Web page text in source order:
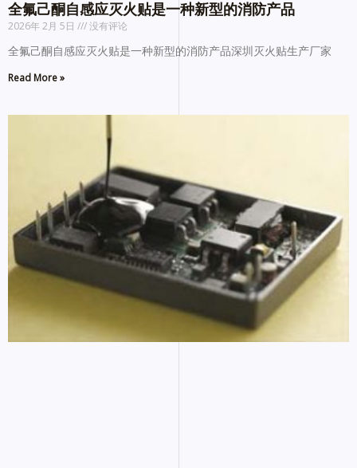
全氟己酮自感应灭火贴是一种新型的消防产品
2026年 2月 5日 没有评论
全氟己酮自感应灭火贴是一种新型的消防产品深圳灭火贴生产厂家
Read More »